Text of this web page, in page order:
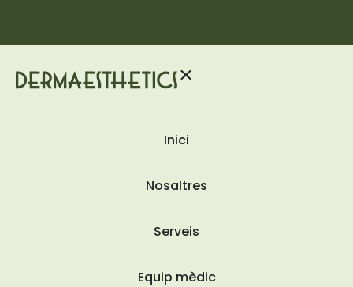
Inici
Nosaltres
Serveis
Equip mèdic